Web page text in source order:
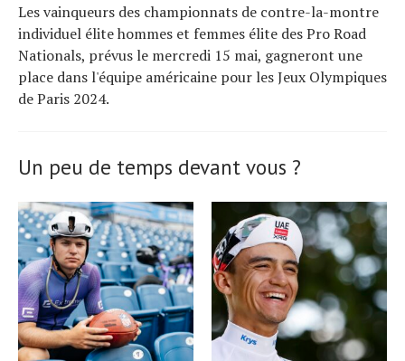
Les vainqueurs des championnats de contre-la-montre
individuel élite hommes et femmes élite des Pro Road
Nationals, prévus le mercredi 15 mai, gagneront une
place dans l'équipe américaine pour les Jeux Olympiques
de Paris 2024.
Un peu de temps devant vous ?